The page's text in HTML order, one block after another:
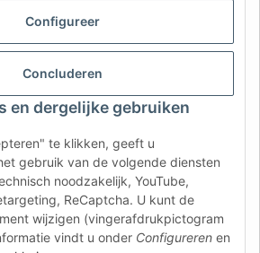
Configureer
Concluderen
en dergelijke gebruiken
te klikken, geeft u
gebruik van de volgende diensten
noodzakelijk, YouTube,
ReCaptcha. U kunt de
wijzigen (vingerafdrukpictogram
vindt u onder Configureren en
USA
CZ HU SK
RO HR
Uw specialist in aanhangeronderdelen
voor bedrijfsvoertuigen
moc.ketafa@ofni| BTW (DE):
DE354251646
vanuit ons centraal magazijn in
professionals: intracommunautaire